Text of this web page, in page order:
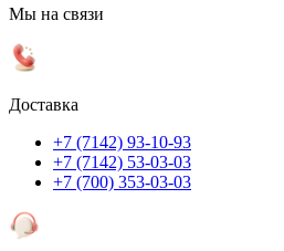
Мы на связи
Доставка
+7 (7142) 93-10-93
+7 (7142) 53-03-03
+7 (700) 353-03-03